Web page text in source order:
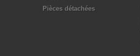
Pièces détachées